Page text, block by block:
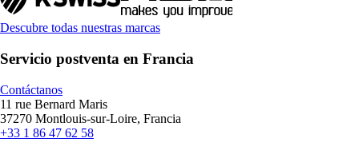
Descubre todas nuestras marcas
Servicio postventa en Francia
Contáctanos
11 rue Bernard Maris
37270 Montlouis-sur-Loire, Francia
+33 1 86 47 62 58